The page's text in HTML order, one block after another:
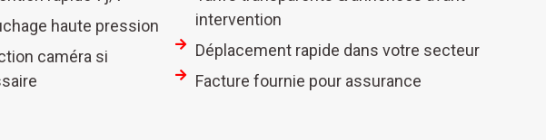
haute pression
caméra si
intervention
Déplacement rapide dans votre secteur
Facture fournie pour assurance